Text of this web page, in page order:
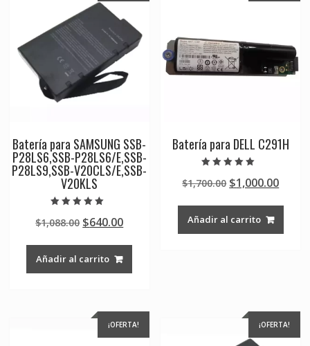
Batería para SAMSUNG SSB-
P28LS6,SSB-P28LS6/E,SSB-
P28LS9,SSB-V20CLS/E,SSB-
V20KLS
5.00
de 5
$1,088.00 Original
was:
$1,088.00.
$640.00Current
Añadir al carrito
Batería para DELL C291H
5.00
de 5
$1,700.00 Original
was:
$1,700.00.
$1,000.00
Añadir al carrito
¡OFERTA! ¡OFERTA!